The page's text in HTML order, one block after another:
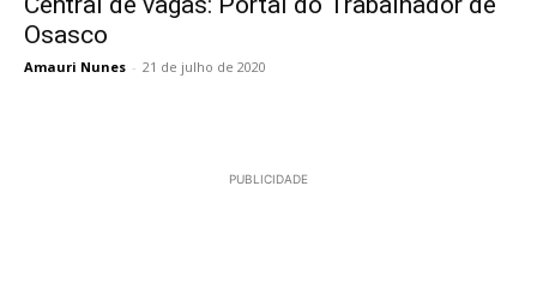
Osasco
Amauri Nunes - 21 de julho de 2020
PUBLICIDADE